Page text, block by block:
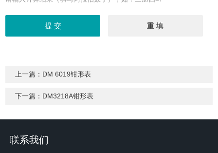
上一篇： DM 6019钳形表
下一篇： DM3218A钳形表
联系我们